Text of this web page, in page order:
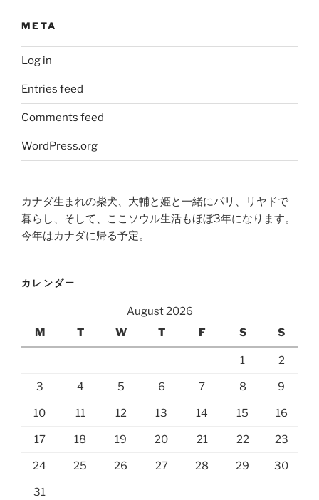
META
Log in
Entries feed
Comments feed
WordPress.org
カナダ生まれの柴犬、大輔と姫と一緒にパリ、リヤドで
暮らし、そして、ここソウル生活もほぼ3年になります。
今年はカナダに帰る予定。
カレンダー
August 2026
M
T W T F S S
1 2
3 4 5 6 7 8 9
10 11 12 13 14 15 16
17 18 19 20 21 22 23
24 25 26 27 28 29 30
31